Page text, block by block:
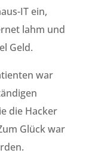
IT ein,
lahm und
Geld.
war
die Hacker
Glück war